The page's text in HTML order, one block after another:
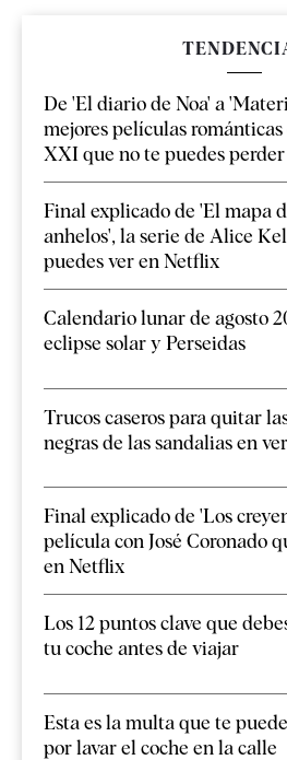
De 'El diario de Noa' a
mejores películas
XXI que no te puedes perder
Final explicado de 'El mapa
anhelos', la serie de Alice
puedes ver en Netflix
Calendario lunar de agosto
eclipse solar y Perseidas
Trucos caseros para quitar
negras de las sandalias en
Final explicado de 'Los
película con José Coronado
en Netflix
Los 12 puntos clave que
tu coche antes de viajar
Esta es la multa que te
por lavar el coche en la calle